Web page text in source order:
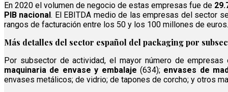
En 2020 el volumen de negocio de estas empresas fue de
PIB nacional. El EBITDA medio de las empresas del sector
rangos de facturación entre los 50 y los 100 millones de euros.
Más detalles del sector español del packaging por
Por subsector de actividad, el mayor número de
maquinaria de envase y embalaje (634); envases de
envases metálicos; de vidrio; de tapones de corcho; y otros